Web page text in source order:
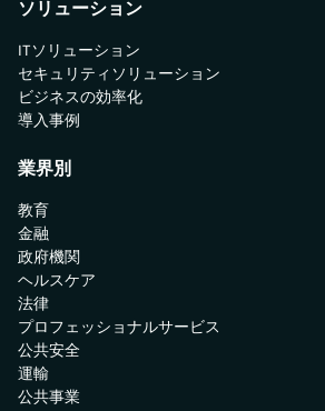
ソリューション
ITソリューション
セキュリティソリューション
ビジネスの効率化
導入事例
業界別
教育
金融
政府機関
ヘルスケア
法律
プロフェッショナルサービス
公共安全
運輸
公共事業